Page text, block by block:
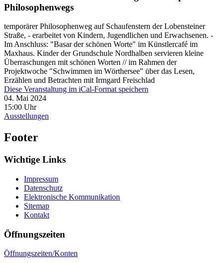
Philosophenwegs
temporärer Philosophenweg auf Schaufenstern der Lobensteiner
Straße, - erarbeitet von Kindern, Jugendlichen und Erwachsenen. -
Im Anschluss: "Basar der schönen Worte" im Künstlercafé im
Maxhaus. Kinder der Grundschule Nordhalben servieren kleine
Überraschungen mit schönen Worten // im Rahmen der
Projektwoche "Schwimmen im Wörthersee" über das Lesen,
Erzählen und Betrachten mit Irmgard Freischlad
Diese Veranstaltung im iCal-Format speichern
04. Mai 2024
15:00 Uhr
Ausstellungen
Footer
Wichtige Links
Impressum
Datenschutz
Elektronische Kommunikation
Sitemap
Kontakt
Öffnungszeiten
Öffnungszeiten/Konten